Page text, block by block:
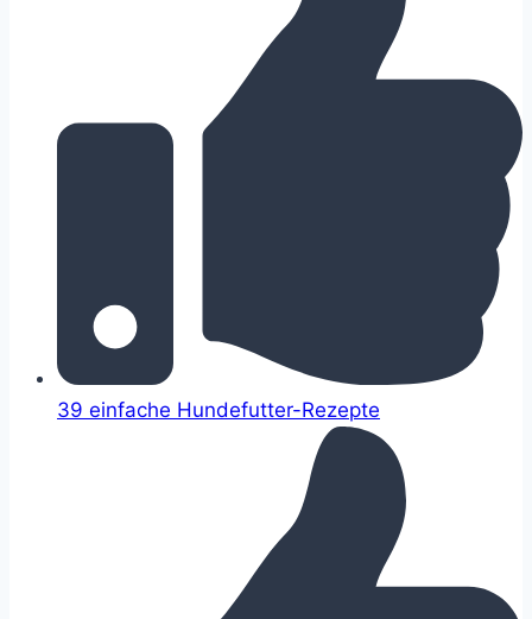
39 einfache Hundefutter-Rezepte